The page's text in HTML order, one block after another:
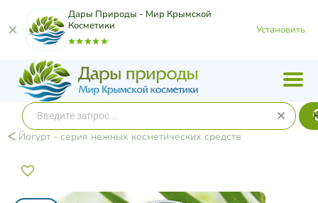
Дары Природы - Мир Крымской
Косметики
Установить
Йогурт - серия нежных косметических средств